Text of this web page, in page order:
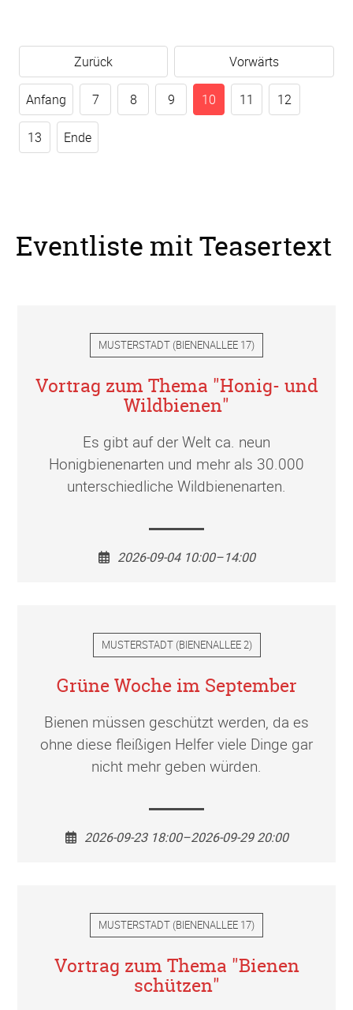
Zurück Vorwärts
Anfang 7 8 9 10 11 12
13 Ende
Eventliste mit Teasertext
MUSTERSTADT (BIENENALLEE 17)
Vortrag zum Thema "Honig- und
Wildbienen"
Es gibt auf der Welt ca. neun
Honigbienenarten und mehr als 30.000
unterschiedliche Wildbienenarten.
2026-09-04 10:00–14:00
MUSTERSTADT(BIENENALLEE 2)
Grüne Woche im September
Bienen müssen geschützt werden, da es
ohne diese fleißigen Helfer viele Dinge gar
nicht mehr geben würden.
2026-09-23 18:00–2026-09-29 20:00
MUSTERSTADT (BIENENALLEE 17)
Vortrag zum Thema "Bienen
schützen"